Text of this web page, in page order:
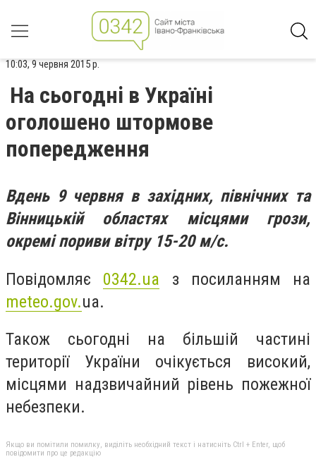
10:03, 9 червня 2015 р.
На сьогодні в Україні
оголошено штормове
попередження
Вдень 9 червня в західних, північних та
Вінницькій областях місцями грози,
окремі пориви вітру 15-20 м/с.
Повідомляє 0342.ua з посиланням на
meteo.gov.ua.
Також сьогодні на більшій частині
території України очікується високий,
місцями надзвичайний рівень пожежної
небезпеки.
Якщо ви помітили помилку, виділіть необхідний текст і натисніть Ctrl + Enter, щоб
повідомити про це редакцію